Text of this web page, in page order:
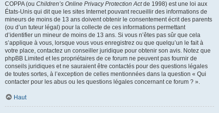
COPPA (ou Children’s Online Privacy Protection Actde 1998) est une loi aux
États-Unis qui dit que les sites Internet pouvant recueillir des informations de
mineurs de moins de 13 ans doivent obtenir le consentement écrit des parents
(ou d’un tuteur légal) pour la collecte de ces informations permettant
d’identifier un mineur de moins de 13 ans. Si vous n’êtes pas sûr que cela
s’applique à vous, lorsque vous vous enregistrez ou que quelqu’un le fait à
votre place, contactez un conseiller juridique pour obtenir son avis. Notez que
phpBB Limited et les propriétaires de ce forum ne peuvent pas fournir de
conseils juridiques et ne sauraient être contactés pour des questions légales
de toutes sortes, à l’exception de celles mentionnées dans la question « Qui
contacter pour les abus ou les questions légales concernant ce forum ? ».
Haut